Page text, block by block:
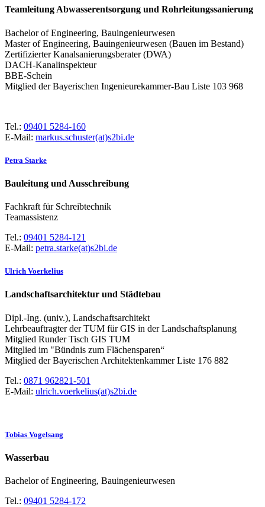
Teamleitung Abwasserentsorgung und Rohrleitungssanierung
Bachelor of Engineering, Bauingenieurwesen
Master of Engineering, Bauingenieurwesen (Bauen im Bestand)
Zertifizierter Kanalsanierungsberater (DWA)
DACH-Kanalinspekteur
BBE-Schein
Mitglied der Bayerischen Ingenieurekammer-Bau Liste 103 968
Tel.: 09401 5284-160
E-Mail: markus.schuster(at)s2bi.de
Petra Starke
Bauleitung und Ausschreibung
Fachkraft für Schreibtechnik
Teamassistenz
Tel.: 09401 5284-121
E-Mail: petra.starke(at)s2bi.de
Ulrich Voerkelius
Landschaftsarchitektur und Städtebau
Dipl.-Ing. (univ.), Landschaftsarchitekt
Lehrbeauftragter der TUM für GIS in der Landschaftsplanung
Mitglied Runder Tisch GIS TUM
Mitglied im "Bündnis zum Flächensparen“
Mitglied der Bayerischen Architektenkammer Liste 176 882
Tel.: 0871 962821-501
E-Mail: ulrich.voerkelius(at)s2bi.de
Tobias Vogelsang
Wasserbau
Bachelor of Engineering, Bauingenieurwesen
Tel.: 09401 5284-172